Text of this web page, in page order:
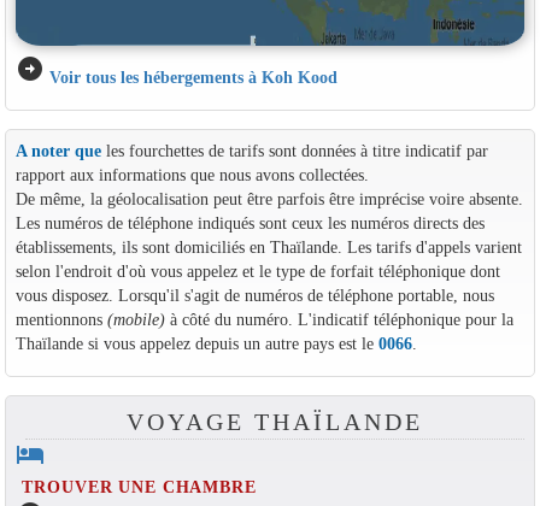
arrow_circle_right Voir tous les hébergements à Koh Kood
A noter queles fourchettes de tarifs sont données à titre indicatif par
rapport aux informations que nous avons collectées.
De même, la géolocalisation peut être parfois être imprécise voire absente.
Les numéros de téléphone indiqués sont ceux les numéros directs des
établissements, ils sont domiciliés en Thaïlande. Les tarifs d'appels varient
selon l'endroit d'où vous appelez et le type de forfait téléphonique dont
vous disposez. Lorsqu'il s'agit de numéros de téléphone portable, nous
mentionnons (mobile)à côté du numéro. L'indicatif téléphonique pour la
Thaïlande si vous appelez depuis un autre pays est le 0066.
VOYAGE THAÏLANDE
hotel
TROUVER UNE CHAMBRE